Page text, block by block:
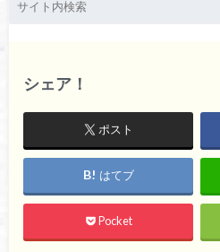
シェア！
ポスト
はてブ
Pocket